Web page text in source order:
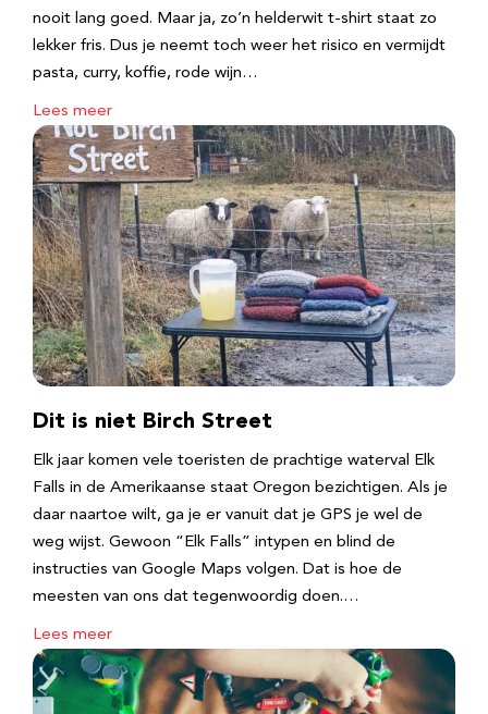
nooit lang goed. Maar ja, zo’n helderwit t-shirt staat zo
lekker fris. Dus je neemt toch weer het risico en vermijdt
pasta, curry, koffie, rode wijn…
Lees meer
Dit is niet Birch Street
Elk jaar komen vele toeristen de prachtige waterval Elk
Falls in de Amerikaanse staat Oregon bezichtigen. Als je
daar naartoe wilt, ga je er vanuit dat je GPS je wel de
weg wijst. Gewoon “Elk Falls” intypen en blind de
instructies van Google Maps volgen. Dat is hoe de
meesten van ons dat tegenwoordig doen.…
Lees meer